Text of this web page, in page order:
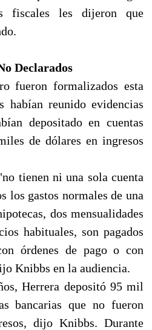
les dijeron que
Declarados
fueron formalizados esta
habían reunido evidencias
depositado en cuentas
de dólares en ingresos
tienen ni una sola cuenta
los gastos normales de una
dos mensualidades
habituales, son pagados
órdenes de pago o con
Knibbs en la audiencia.
Herrera depositó 95 mil
bancarias que no fueron
dijo Knibbs. Durante